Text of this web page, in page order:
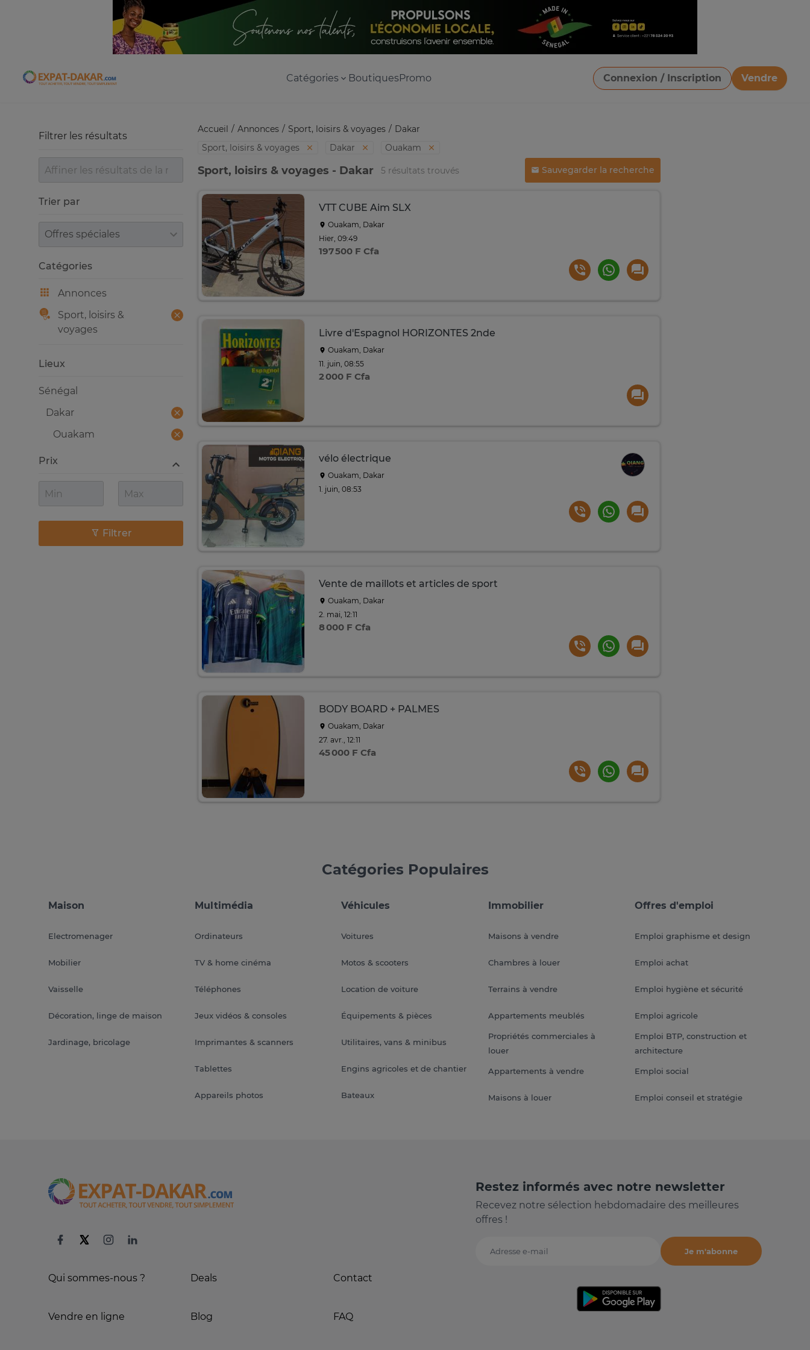
Expat-Dakar Catégories BoutiquesPromo Connexion / Inscription
Vendre
Télécharger une image
Accueil Annonces Sport, loisirs & voyages
Dakar
Sport, loisirs & voyages
Dakar Ouakam
Sport, loisirs & voyages - Dakar 5 résultats trouvés Sauvegarder la recherche
VTT CUBE Aim SLX
Ouakam, Dakar
Hier, 09:49
197 500 F Cfa
Livre d'Espagnol HORIZONTES 2nde
Ouakam, Dakar
11. juin, 08:55
2 000 F Cfa
vélo électrique
Ouakam, Dakar
1. juin, 08:53
Vente de maillots et articles de sport
Ouakam, Dakar
2. mai, 12:11
8 000 F Cfa
BODY BOARD + PALMES
Ouakam, Dakar
27. avr., 12:11
45 000 F Cfa
Filtrer les résultats
Trier par
Trier par
Catégories
Annonces
Sport, loisirs &
voyages
Lieux
Sénégal
Dakar
Ouakam
Prix
Filtrer
Catégories Populaires
Maison
Electromenager
Mobilier
Vaisselle
Décoration, linge de maison
Jardinage, bricolage
Multimédia
Ordinateurs
TV & home cinéma
Téléphones
Jeux vidéos & consoles
Imprimantes & scanners
Tablettes
Appareils photos
Véhicules
Voitures
Motos & scooters
Location de voiture
Équipements & pièces
Utilitaires, vans & minibus
Engins agricoles et de chantier
Bateaux
Immobilier
Maisons à vendre
Chambres à louer
Terrains à vendre
Appartements meublés
Propriétés commerciales à
louer
Appartements à vendre
Maisons à louer
Offres d'emploi
Emploi graphisme et design
Emploi achat
Emploi hygiène et sécurité
Emploi agricole
Emploi BTP, construction et
architecture
Emploi social
Emploi conseil et stratégie
Qui sommes-nous ?
Vendre en ligne
Deals
Blog
Contact
FAQ
Restez informés avec notre newsletter
Recevez notre sélection hebdomadaire des meilleures
offres !
Adresse e-mail
Je m'abonne